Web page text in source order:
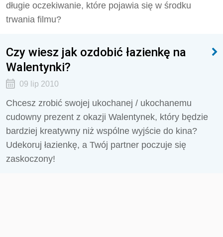
długie oczekiwanie, które pojawia się w środku
trwania filmu?
Czy wiesz jak ozdobić łazienkę na
Walentynki?
09 lip 2010
Chcesz zrobić swojej ukochanej / ukochanemu
cudowny prezent z okazji Walentynek, który będzie
bardziej kreatywny niż wspólne wyjście do kina?
Udekoruj łazienkę, a Twój partner poczuje się
zaskoczony!